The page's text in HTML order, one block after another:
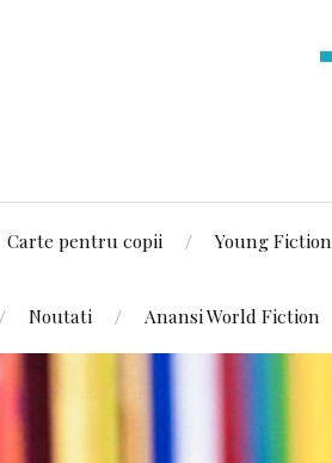
Carte pentru copii Young Fiction
Noutati Anansi World Fiction